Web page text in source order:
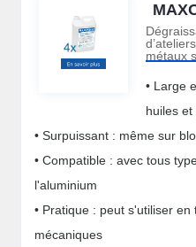
métaux
• Large
huiles
• Surpuissant : même sur
• Compatible : avec tous
l'aluminium
• Pratique : peut s'utiliser
mécaniques